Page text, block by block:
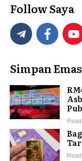
Follow Saya
Simpan Emas